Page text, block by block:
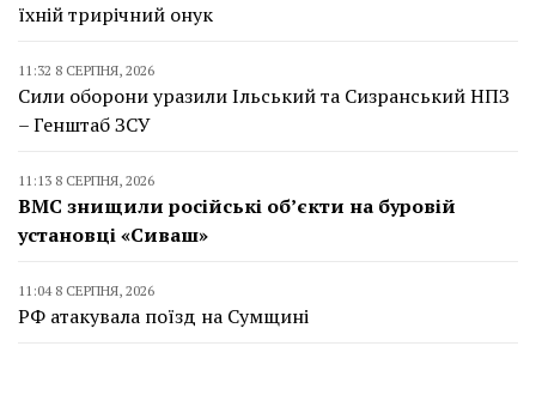
їхній трирічний онук
11:32 8 СЕРПНЯ, 2026
Сили оборони уразили Ільський та Сизранський НПЗ
– Генштаб ЗСУ
11:13 8 СЕРПНЯ, 2026
ВМС знищили російські об’єкти на буровій
установці «Сиваш»
11:04 8 СЕРПНЯ, 2026
РФ атакувала поїзд на Сумщині